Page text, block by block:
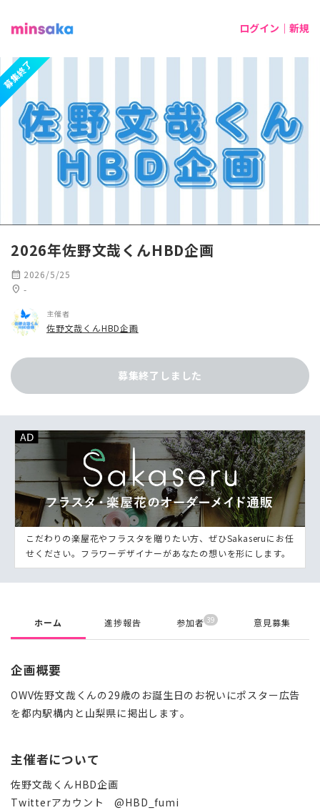
ログイン｜新規
募集終了
2026年佐野文哉くんHBD企画
calendar_month 2026/5/25
location_on -
主催者
佐野文哉くんHBD企画
募集終了しました
こだわりの楽屋花やフラスタを贈りたい方、ぜひSakaseruにお任
せください。フラワーデザイナーがあなたの想いを形にします。
ホーム 進捗報告 参加者 39 意見募集
企画概要
OWV佐野文哉くんの29歳のお誕生日のお祝いにポスター広告
を都内駅構内と山梨県に掲出します。
主催者について
佐野文哉くんHBD企画
Twitterアカウント @HBD_fumi